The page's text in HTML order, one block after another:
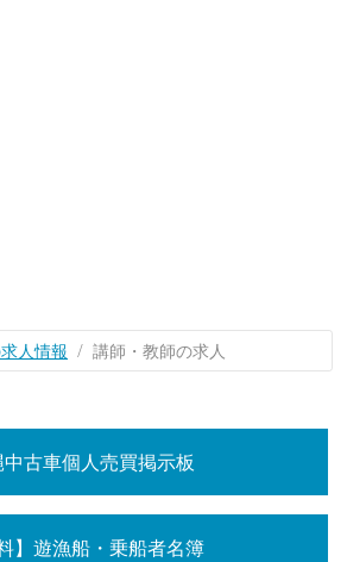
人情報 講師・教師の求人
古車個人売買掲示板
料】遊漁船・乗船者名簿